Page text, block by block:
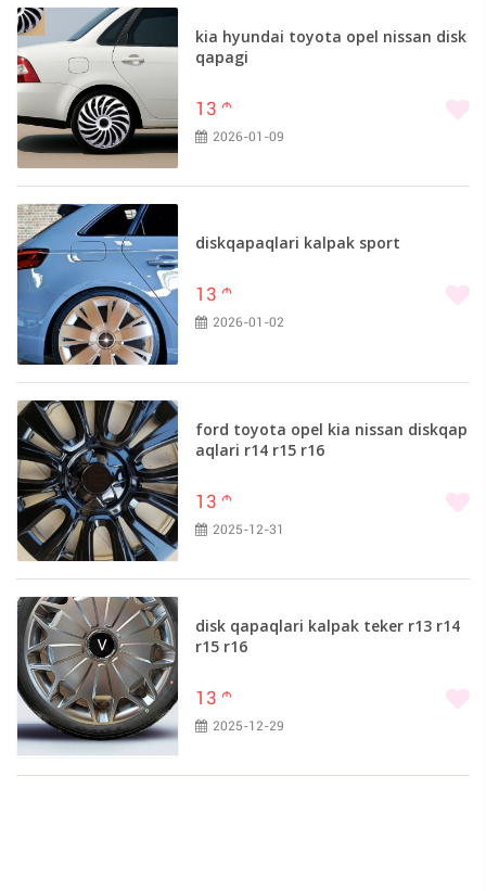
kia hyundai toyota opel nissan disk
qapagi
13 m
2026-01-09
diskqapaqlari kalpak sport
13 m
2026-01-02
ford toyota opel kia nissan diskqap
aqlari r14 r15 r16
13 m
2025-12-31
disk qapaqlari kalpak teker r13 r14
r15 r16
13 m
2025-12-29